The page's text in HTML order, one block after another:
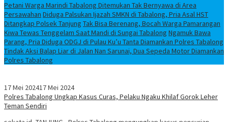
Petani Warga Marindi Tabalong Ditemukan Tak Bernyawa di Area
Persawahan Diduga Palsukan Ijazah SMKN di Tabalong, Pria Asal HST
Ditangkap Polsek Tanjung Tak Bisa Berenang, Bocah Warga Pamarangan
Kiwa Tewas Tenggelam Saat Mandi di Sungai Tabalong Ngamuk Bawa
Parang, Pria Diduga ODGJ di Pulau Ku’u Tanta Diamankan Polres Tabalong
Tindak Aksi Balap Liar di Jalan Nan Sarunai, Dua Sepeda Motor Diamankan
Polres Tabalong
17 Mei 202417 Mei 2024
Polres Tabalong Ungkap Kasus Curas, Pelaku Ngaku Khilaf Gorok Leher
Teman Sendiri